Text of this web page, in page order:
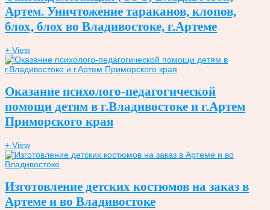
Артем. Уничтожение тараканов, клопов,
блох, блох во Владивостоке, г.Артеме
+ View
Оказание психолого-педагогической
помощи детям в г.Владивостоке и г.Артем
Приморского края
+ View
Изготовление детских костюмов на заказ в
Артеме и во Владивостоке